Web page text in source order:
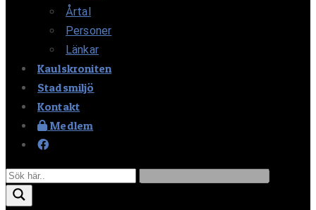
Årtal
Personer
Länkar
Kaulskroniten
Stadsmiljö
Kontakt
Medlem